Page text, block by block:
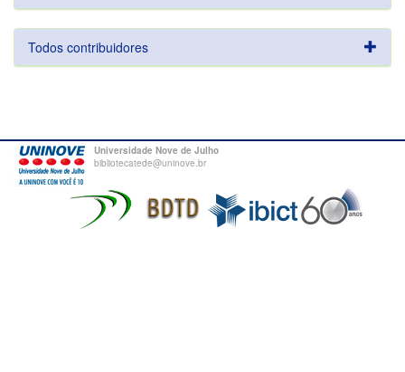
Todos contribuidores
Universidade Nove de Julho
bibliotecatede@uninove.br